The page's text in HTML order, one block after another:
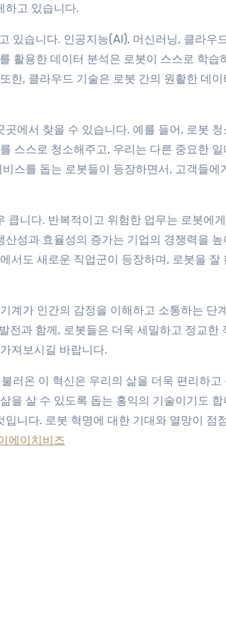
하고 있습니다.
있습니다. 인공지능(AI), 머신러닝, 클라우
활용한 데이터 분석은 로봇이 스스로 학습
한, 클라우드 기술은 로봇 간의 원활한 데
에서 찾을 수 있습니다. 예를 들어, 로봇
스스로 청소해주고, 우리는 다른 중요한
스를 돕는 로봇들이 등장하면서, 고객들에
큽니다. 반복적이고 위험한 업무는 로봇에
성과 효율성의 증가는 기업의 경쟁력을
서도 새로운 직업군이 등장하며, 로봇을 잘
계가 인간의 감정을 이해하고 소통하는 단
전과 함께, 로봇들은 더욱 세밀하고 정교한
져보시길 바랍니다.
러온 이 혁신은 우리의 삶을 더욱 편리하
을 살 수 있도록 돕는 홍익의 기술이기도
니다. 로봇 혁명에 대한 기대와 열망이 점
에이치비즈